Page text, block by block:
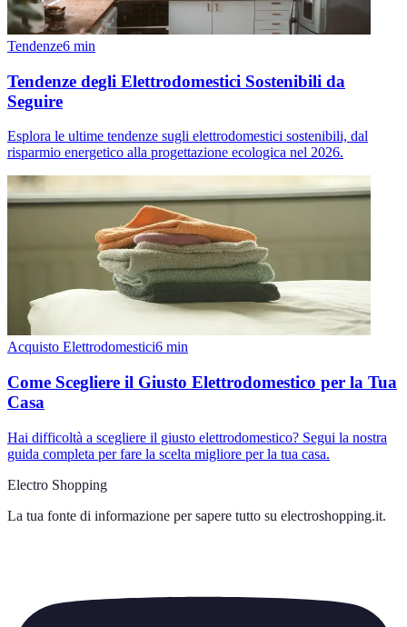
Tendenze6 min
Tendenze degli Elettrodomestici Sostenibili da
Seguire
Esplora le ultime tendenze sugli elettrodomestici sostenibili, dal
risparmio energetico alla progettazione ecologica nel 2026.
Acquisto Elettrodomestici6 min
Come Scegliere il Giusto Elettrodomestico per la Tua
Casa
Hai difficoltà a scegliere il giusto elettrodomestico? Segui la nostra
guida completa per fare la scelta migliore per la tua casa.
Electro Shopping
La tua fonte di informazione per sapere tutto su electroshopping.it.